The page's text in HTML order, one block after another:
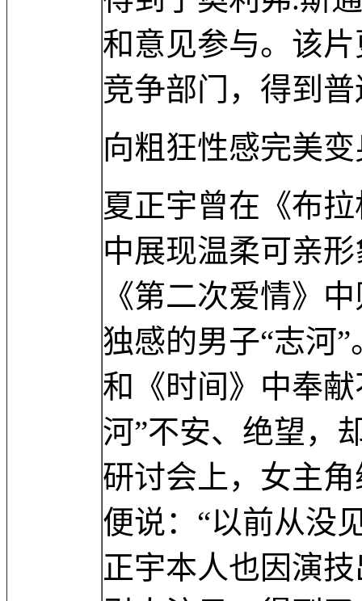
和意见参与。该
竞争部门，得到
向粗狂性感完美
夏正宇曾在《布
中展现温柔可亲
《第二次爱情》
独感的男子“志河
和《时间》中奉
河”不安、绝望，
研讨会上，女主
便说：“以前从没
正宇本人也因演